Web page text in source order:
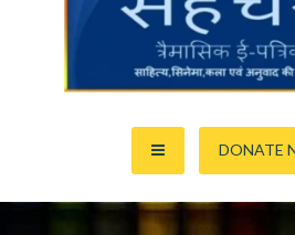
सहचर ई-पत्रिका…
DONATE